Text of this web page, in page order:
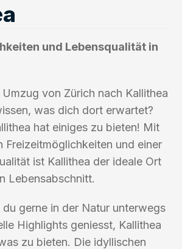
und Lebensqualität in
von Zürich nach Kallithea
was dich dort erwartet?
hat einiges zu bieten! Mit
Freizeitmöglichkeiten und einer
ist Kallithea der ideale Ort
Lebensabschnitt.
gerne in der Natur unterwegs
Highlights geniesst, Kallithea
zu bieten. Die idyllischen